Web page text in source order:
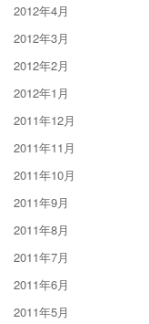
2012年4月
2012年3月
2012年2月
2012年1月
2011年12月
2011年11月
2011年10月
2011年9月
2011年8月
2011年7月
2011年6月
2011年5月